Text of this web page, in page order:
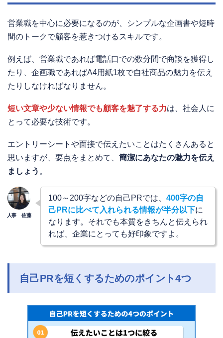
営業職を中心に必要になるのが、シンプルな企画書や短時
間のトークで顧客を惹きつけるスキルです。
例えば、営業職であれば電話口での数分間で商談を獲得し
たり、企画職であればA4用紙1枚で自社商品の魅力を伝え
たりしなければなりません。
短い文章や少ない情報でも顧客を魅了する力は、社会人に
とって必要な技術です。
エントリーシートや面接で伝えたいことはたくさんあると
思いますが、要点をまとめて、 簡潔にあなたの魅力を伝え
ましょう 。
100～200字などの自己PRでは、 400字の自
己PRに比べて入れられる情報が半分以下に
なります。それでも本質をきちんと伝えられ
れば、企業にとっても好印象ですよ。
自己PRを短くするためのポイント4つ